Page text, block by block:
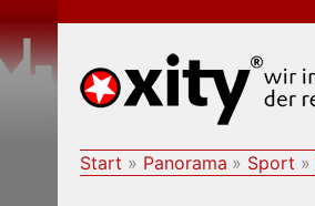
Start Panorama Sport